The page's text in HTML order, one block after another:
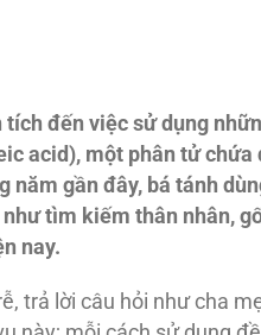
đến việc sử dụng
acid), một phân tử
gần đây, bá tánh
tìm kiếm thân nhân,
nay.
trả lời câu hỏi như cha